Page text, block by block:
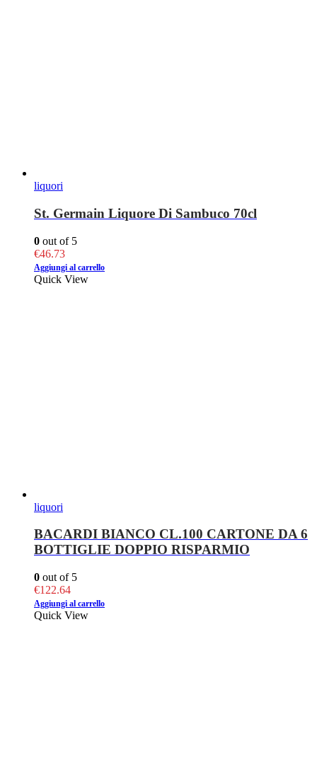
liquori
St. Germain Liquore Di Sambuco 70cl
0 out of 5
€46.73
Aggiungi al carrello
Quick View
liquori
BACARDI BIANCO CL.100 CARTONE DA 6
BOTTIGLIE DOPPIO RISPARMIO
0 out of 5
€122.64
Aggiungi al carrello
Quick View